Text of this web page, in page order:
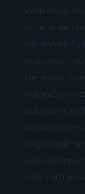
Web sitesi
estetik bir
deneyimini
maliyetleri
Gereksiz
bulmasını
artırabilir ve
uygulayarak,
internetteki